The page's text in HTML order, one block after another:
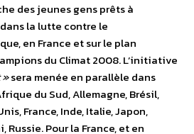
des jeunes gens prêts à
la lutte contre le
en France et sur le plan
du Climat 2008. L’initiative
sera menée en parallèle dans
du Sud, Allemagne, Brésil,
France, Inde, Italie, Japon,
Russie. Pour la France, et en